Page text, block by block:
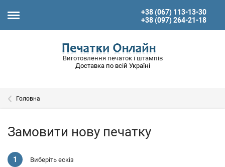
+38 (067) 113-13-30
+38 (097) 264-21-18
Виготовлення печаток і штампів
Доставка по всій Україні
Головна
Замовити нову печатку
Виберіть ескіз